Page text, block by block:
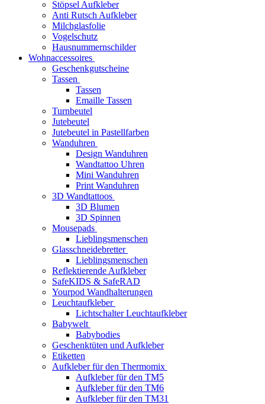
Stöpsel Aufkleber
Anti Rutsch Aufkleber
Milchglasfolie
Vogelschutz
Hausnummernschilder
Wohnaccessoires
Geschenkgutscheine
Tassen
Tassen
Emaille Tassen
Turnbeutel
Jutebeutel
Jutebeutel in Pastellfarben
Wanduhren
Design Wanduhren
Wandtattoo Uhren
Mini Wanduhren
Print Wanduhren
3D Wandtattoos
3D Blumen
3D Spinnen
Mousepads
Lieblingsmenschen
Glasschneidebretter
Lieblingsmenschen
Reflektierende Aufkleber
SafeKIDS & SafeRAD
Yourpod Wandhalterungen
Leuchtaufkleber
Lichtschalter Leuchtaufkleber
Babywelt
Babybodies
Geschenktüten und Aufkleber
Etiketten
Aufkleber für den Thermomix
Aufkleber für den TM5
Aufkleber für den TM6
Aufkleber für den TM31